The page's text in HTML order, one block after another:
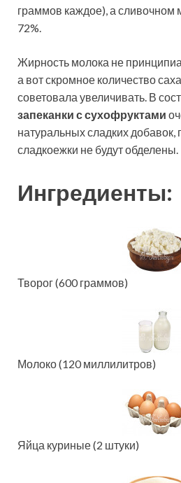
граммов каждое), а сливочном
72%.
Жирность молока не
а вот скромное количество
советовала увеличивать. В
запеканки с сухофруктами
натуральных сладких добавок,
сладкоежки не будут обделены.
Ингредиенты:
Творог (600 граммов)
Молоко (120 миллилитров)
Яйца куриные (2 штуки)